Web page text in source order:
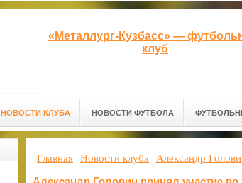
«Металлург-Кузбасс» —
клуб
НОВОСТИ КЛУБА НОВОСТИ ФУТБОЛА
Главная Новости клуба Александр